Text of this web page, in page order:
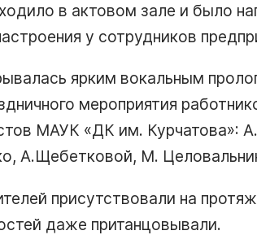
в актовом зале и было
у сотрудников
ярким вокальным
мероприятия
МАУК «ДК им. Курчатова»:
А.Щебетковой, М.
присутствовали на
даже пританцовывали.